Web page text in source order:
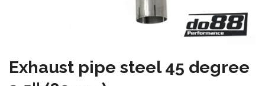
Exhaust pipe steel 45 degree